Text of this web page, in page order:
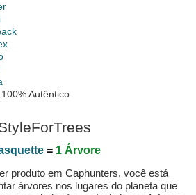
Autêntico
= 1 Árvore
produto em Caphunters, você está
árvores nos lugares do planeta que